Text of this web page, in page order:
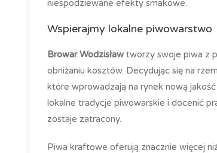
niespodziewane efekty smakowe.
Wspierajmy lokalne piwowarstwo
Browar Wodzisławtworzy swoje piwa z
obniżaniu kosztów. Decydując się na
które wprowadzają na rynek nową
lokalne tradycje piwowarskie i docenić
zostaje zatracony.
Piwa kraftowe oferują znacznie więcej